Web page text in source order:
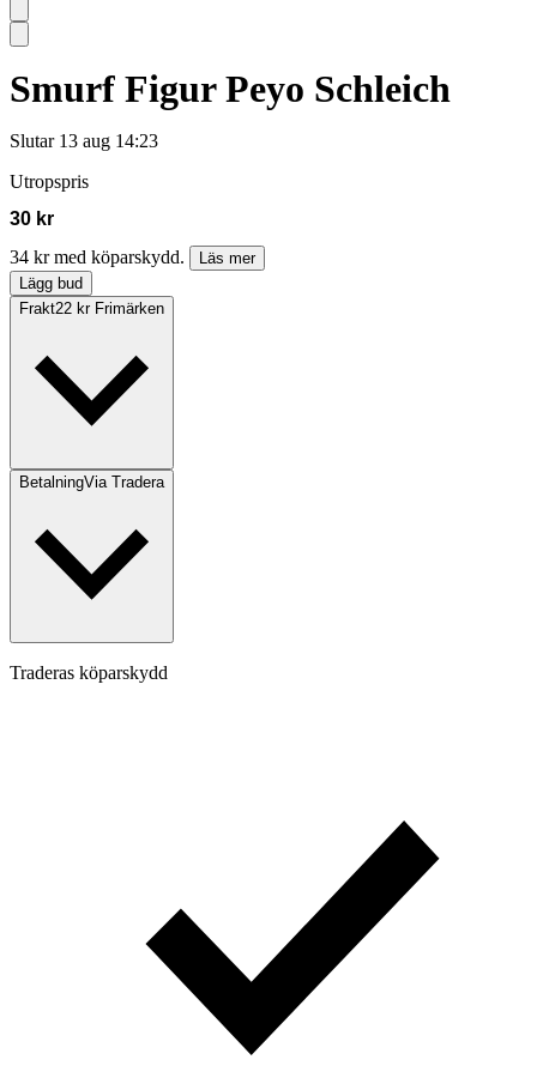
Smurf Figur Peyo Schleich
Slutar 13 aug 14:23
Utropspris
30 kr
34 kr med köparskydd.
Läs mer
Lägg bud
Frakt22 kr Frimärken
BetalningVia Tradera
Traderas köparskydd